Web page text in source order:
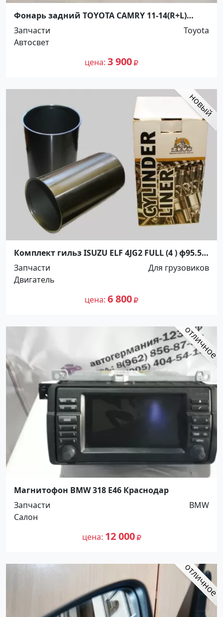
Фонарь задний TOYOTA CAMRY 11-14(R+L)
Краснодар
Запчасти
Toyota
Автосвет
цена 3 900
Комплект гильз ISUZU ELF 4JG2 FULL (4 ) ф95.5 *
178.5 DRY Краснодар
Запчасти
Для грузовиков
Двигатель
цена 6 800
Магнитофон BMW 318 E46 Краснодар
Запчасти
BMW
Салон
цена 12 000